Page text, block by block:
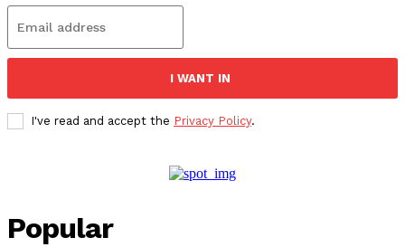
I WANT IN
I've read and accept the Privacy Policy.
Popular